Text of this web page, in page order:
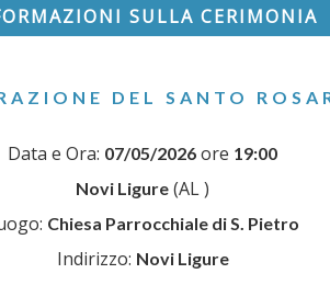
SULLA CERIMONIA
DEL SANTO
Data e Ora: 07/05/2026 ore 19:00
Novi Ligure (AL )
Chiesa Parrocchiale di S. Pietro
Indirizzo: Novi Ligure